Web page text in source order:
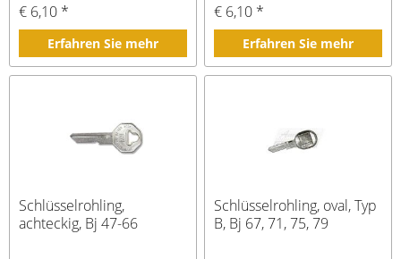
€ 6,10 *
Erfahren Sie mehr
€ 6,10 *
Erfahren Sie mehr
Schlüsselrohling,
achteckig, Bj 47-66
Schlüsselrohling, oval, Typ
B, Bj 67, 71, 75, 79